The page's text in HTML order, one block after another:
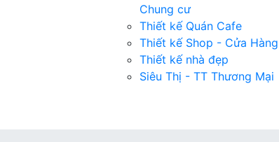
Chung cư
Thiết kế Quán Cafe
Thiết kế Shop - Cửa Hàng
Thiết kế nhà đẹp
Siêu Thị - TT Thương Mại